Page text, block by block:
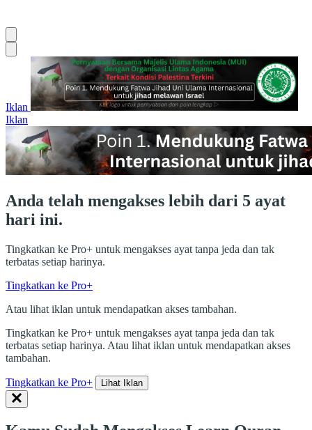
Iklan
Iklan
Anda telah mengakses lebih dari 5 ayat
hari ini.
Tingkatkan ke Pro+ untuk mengakses ayat tanpa jeda dan tak
terbatas setiap harinya.
Tingkatkan ke Pro+
Atau lihat iklan untuk mendapatkan akses tambahan.
Tingkatkan ke Pro+ untuk mengakses ayat tanpa jeda dan tak
terbatas setiap harinya. Atau lihat iklan untuk mendapatkan akses
tambahan.
Tingkatkan ke Pro+ Lihat Iklan